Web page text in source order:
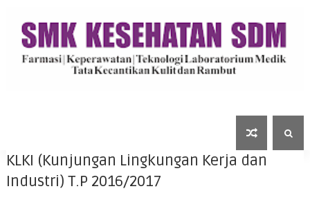
KLKI (Kunjungan Lingkungan Kerja dan
Industri) T.P 2016/2017